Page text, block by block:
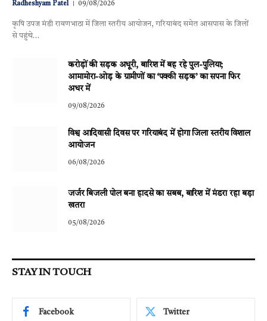
Radheshyam Patel 09/08/2026
कृषि उपज मंडी रावणभाठा में जिला स्तरीय आयोजन, गरियाबंद समेत आसपास के जिलों
से पहुंचे…
करोड़ों की सड़क अधूरी, बारिश में बह रहे पुल-पुलिया;
आमामोरा-ओड़ के ग्रामीणों का ‘पक्की सड़क’ का सपना फिर
अधर में
09/08/2026
विश्व आदिवासी दिवस पर गरियाबंद में होगा जिला स्तरीय विशाल
आयोजन
06/08/2026
जर्जर बिजली पोल बना हादसे का सबब, बारिश में मंडरा रहा बड़ा
खतरा
05/08/2026
STAY IN TOUCH
Facebook Twitter